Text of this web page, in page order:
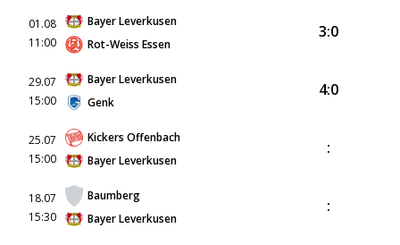
01.08
11:00
Bayer Leverkusen
Rot-Weiss Essen
3:0
29.07
15:00
Bayer Leverkusen
Genk
4:0
25.07
15:00
Kickers Offenbach
Bayer Leverkusen
:
18.07
15:30
Baumberg
Bayer Leverkusen
: